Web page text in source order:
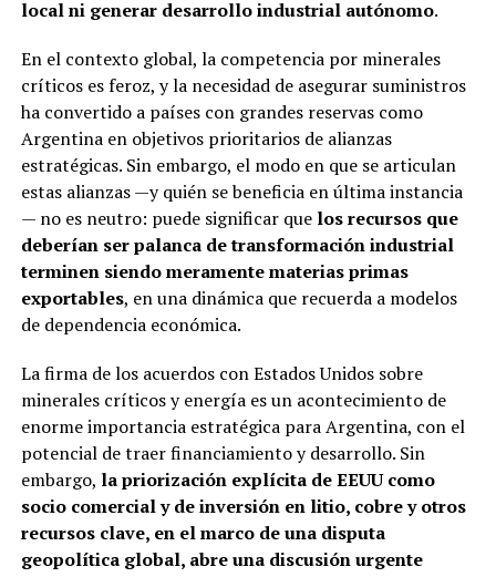
local ni generar desarrollo industrial autónomo.
En el contexto global, la competencia por minerales
críticos es feroz, y la necesidad de asegurar suministros
ha convertido a países con grandes reservas como
Argentina en objetivos prioritarios de alianzas
estratégicas. Sin embargo, el modo en que se articulan
estas alianzas —y quién se beneficia en última instancia
— no es neutro: puede significar que los recursos que
deberían ser palanca de transformación industrial
terminen siendo meramente materias primas
exportables, en una dinámica que recuerda a modelos
de dependencia económica.
La firma de los acuerdos con Estados Unidos sobre
minerales críticos y energía es un acontecimiento de
enorme importancia estratégica para Argentina, con el
potencial de traer financiamiento y desarrollo. Sin
embargo, la priorización explícita de EEUU como
socio comercial y de inversión en litio, cobre y otros
recursos clave, en el marco de una disputa
geopolítica global, abre una discusión urgente